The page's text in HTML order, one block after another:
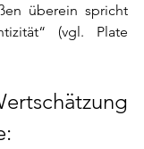
überein spricht
(vgl. Plate